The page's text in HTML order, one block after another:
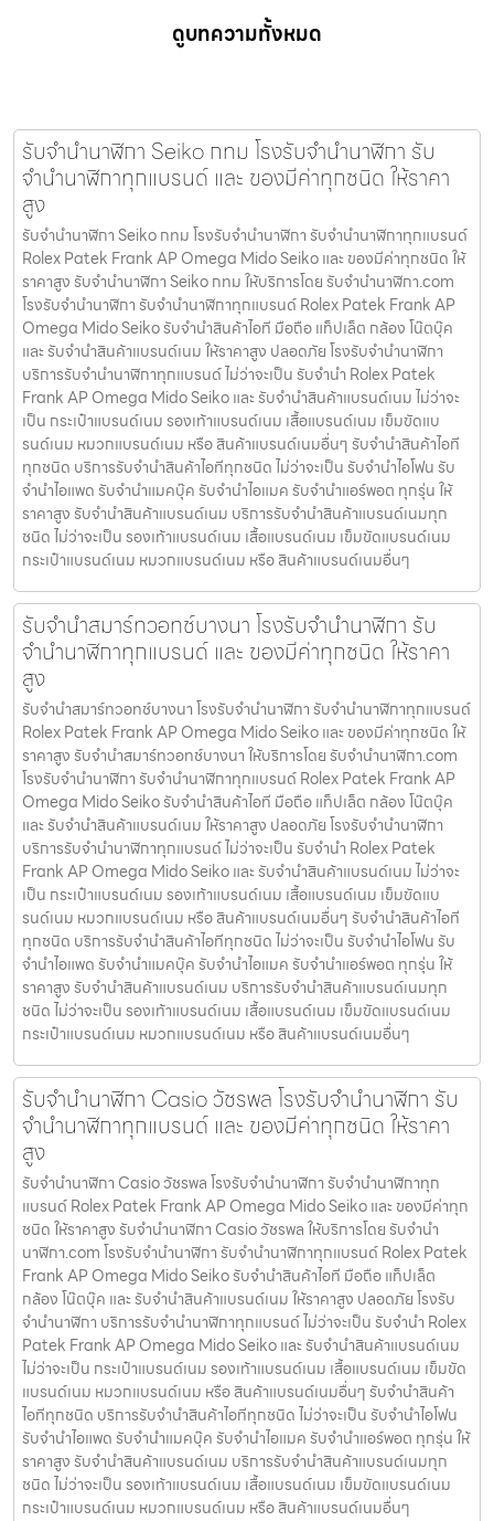
ดูบทความทั้งหมด
รับจํานํานาฬิกา Seiko กทม โรงรับจำนำนาฬิกา รับ
จำนำนาฬิกาทุกแบรนด์ และ ของมีค่าทุกชนิด ให้ราคา
สูง
รับจํานํานาฬิกา Seiko กทม โรงรับจำนำนาฬิกา รับจำนำนาฬิกาทุกแบรนด์
Rolex Patek Frank AP Omega Mido Seiko และ ของมีค่าทุกชนิด ให้
ราคาสูง รับจํานํานาฬิกา Seiko กทม ให้บริการโดย รับจํานํานาฬิกา.com
โรงรับจำนำนาฬิกา รับจำนำนาฬิกาทุกแบรนด์ Rolex Patek Frank AP
Omega Mido Seiko รับจำนำสินค้าไอที มือถือ แท็ปเล็ต กล้อง โน๊ตบุ๊ค
และ รับจำนำสินค้าแบรนด์เนม ให้ราคาสูง ปลอดภัย โรงรับจำนำนาฬิกา
บริการรับจำนำนาฬิกาทุกแบรนด์ ไม่ว่าจะเป็น รับจำนำ Rolex Patek
Frank AP Omega Mido Seiko และ รับจำนำสินค้าแบรนด์เนม ไม่ว่าจะ
เป็น กระเป๋าแบรนด์เนม รองเท้าแบรนด์เนม เสื้อแบรนด์เนม เข็มขัดแบ
รนด์เนม หมวกแบรนด์เนม หรือ สินค้าแบรนด์เนมอื่นๆ รับจำนำสินค้าไอที
ทุกชนิด บริการรับจำนำสินค้าไอทีทุกชนิด ไม่ว่าจะเป็น รับจำนำไอโฟน รับ
จำนำไอแพด รับจำนำแมคบุ๊ค รับจำนำไอแมค รับจำนำแอร์พอต ทุกรุ่น ให้
ราคาสูง รับจำนำสินค้าแบรนด์เนม บริการรับจำนำสินค้าแบรนด์เนมทุก
ชนิด ไม่ว่าจะเป็น รองเท้าแบรนด์เนม เสื้อแบรนด์เนม เข็มขัดแบรนด์เนม
กระเป๋าแบรนด์เนม หมวกแบรนด์เนม หรือ สินค้าแบรนด์เนมอื่นๆ
รับจำนำสมาร์ทวอทช์บางนา โรงรับจำนำนาฬิกา รับ
จำนำนาฬิกาทุกแบรนด์ และ ของมีค่าทุกชนิด ให้ราคา
สูง
รับจำนำสมาร์ทวอทช์บางนา โรงรับจำนำนาฬิกา รับจำนำนาฬิกาทุกแบรนด์
Rolex Patek Frank AP Omega Mido Seiko และ ของมีค่าทุกชนิด ให้
ราคาสูง รับจำนำสมาร์ทวอทช์บางนา ให้บริการโดย รับจํานํานาฬิกา.com
โรงรับจำนำนาฬิกา รับจำนำนาฬิกาทุกแบรนด์ Rolex Patek Frank AP
Omega Mido Seiko รับจำนำสินค้าไอที มือถือ แท็ปเล็ต กล้อง โน๊ตบุ๊ค
และ รับจำนำสินค้าแบรนด์เนม ให้ราคาสูง ปลอดภัย โรงรับจำนำนาฬิกา
บริการรับจำนำนาฬิกาทุกแบรนด์ ไม่ว่าจะเป็น รับจำนำ Rolex Patek
Frank AP Omega Mido Seiko และ รับจำนำสินค้าแบรนด์เนม ไม่ว่าจะ
เป็น กระเป๋าแบรนด์เนม รองเท้าแบรนด์เนม เสื้อแบรนด์เนม เข็มขัดแบ
รนด์เนม หมวกแบรนด์เนม หรือ สินค้าแบรนด์เนมอื่นๆ รับจำนำสินค้าไอที
ทุกชนิด บริการรับจำนำสินค้าไอทีทุกชนิด ไม่ว่าจะเป็น รับจำนำไอโฟน รับ
จำนำไอแพด รับจำนำแมคบุ๊ค รับจำนำไอแมค รับจำนำแอร์พอต ทุกรุ่น ให้
ราคาสูง รับจำนำสินค้าแบรนด์เนม บริการรับจำนำสินค้าแบรนด์เนมทุก
ชนิด ไม่ว่าจะเป็น รองเท้าแบรนด์เนม เสื้อแบรนด์เนม เข็มขัดแบรนด์เนม
กระเป๋าแบรนด์เนม หมวกแบรนด์เนม หรือ สินค้าแบรนด์เนมอื่นๆ
รับจํานํานาฬิกา Casio วัชรพล โรงรับจำนำนาฬิกา รับ
จำนำนาฬิกาทุกแบรนด์ และ ของมีค่าทุกชนิด ให้ราคา
สูง
รับจํานํานาฬิกา Casio วัชรพล โรงรับจำนำนาฬิกา รับจำนำนาฬิกาทุก
แบรนด์ Rolex Patek Frank AP Omega Mido Seiko และ ของมีค่าทุก
ชนิด ให้ราคาสูง รับจํานํานาฬิกา Casio วัชรพล ให้บริการโดย รับจํานํา
นาฬิกา.com โรงรับจำนำนาฬิกา รับจำนำนาฬิกาทุกแบรนด์ Rolex Patek
Frank AP Omega Mido Seiko รับจำนำสินค้าไอที มือถือ แท็ปเล็ต
กล้อง โน๊ตบุ๊ค และ รับจำนำสินค้าแบรนด์เนม ให้ราคาสูง ปลอดภัย โรงรับ
จำนำนาฬิกา บริการรับจำนำนาฬิกาทุกแบรนด์ ไม่ว่าจะเป็น รับจำนำ Rolex
Patek Frank AP Omega Mido Seiko และ รับจำนำสินค้าแบรนด์เนม
ไม่ว่าจะเป็น กระเป๋าแบรนด์เนม รองเท้าแบรนด์เนม เสื้อแบรนด์เนม เข็มขัด
แบรนด์เนม หมวกแบรนด์เนม หรือ สินค้าแบรนด์เนมอื่นๆ รับจำนำสินค้า
ไอทีทุกชนิด บริการรับจำนำสินค้าไอทีทุกชนิด ไม่ว่าจะเป็น รับจำนำไอโฟน
รับจำนำไอแพด รับจำนำแมคบุ๊ค รับจำนำไอแมค รับจำนำแอร์พอต ทุกรุ่น ให้
ราคาสูง รับจำนำสินค้าแบรนด์เนม บริการรับจำนำสินค้าแบรนด์เนมทุก
ชนิด ไม่ว่าจะเป็น รองเท้าแบรนด์เนม เสื้อแบรนด์เนม เข็มขัดแบรนด์เนม
กระเป๋าแบรนด์เนม หมวกแบรนด์เนม หรือ สินค้าแบรนด์เนมอื่นๆ